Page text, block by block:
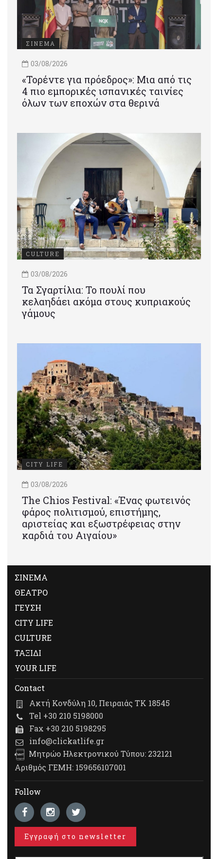
ΣΙΝΕΜΑ
03/08/2026
«Τορέντε για πρόεδρος»: Mια από τις
4 πιο εμπορικές ισπανικές ταινίες
όλων των εποχών στα θερινά
CULTURE
03/08/2026
Τα Σγαρτίλια: Το πουλί που
κελαηδάει ακόμα στους κυπριακούς
γάμους
CITY LIFE
03/08/2026
Τhe Chios Festival: «Ένας φωτεινός
φάρος πολιτισμού, επιστήμης,
αριστείας και εξωστρέφειας στην
καρδιά του Αιγαίου»
ΣΙΝΕΜΑ
ΘΕΑΤΡΟ
ΓΕΥΣΗ
CITY LIFE
CULTURE
ΤΑΞΙΔΙ
YOUR LIFE
Contact
Ακτή Κονδύλη 10, Πειραιάς ΤΚ 18545
Tel +30 210 5198000
Fax +30 210 5198295
info@clickatlife.gr
Μητρώο Ηλεκτρονικού Τύπου: 232121
Αριθμός ΓΕΜΗ: 159656107001
Follow
Εγγραφή στο newsletter